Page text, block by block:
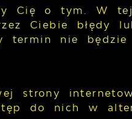
Cię o tym. W
Ciebie błędy
termin nie będzie
strony
do nich w